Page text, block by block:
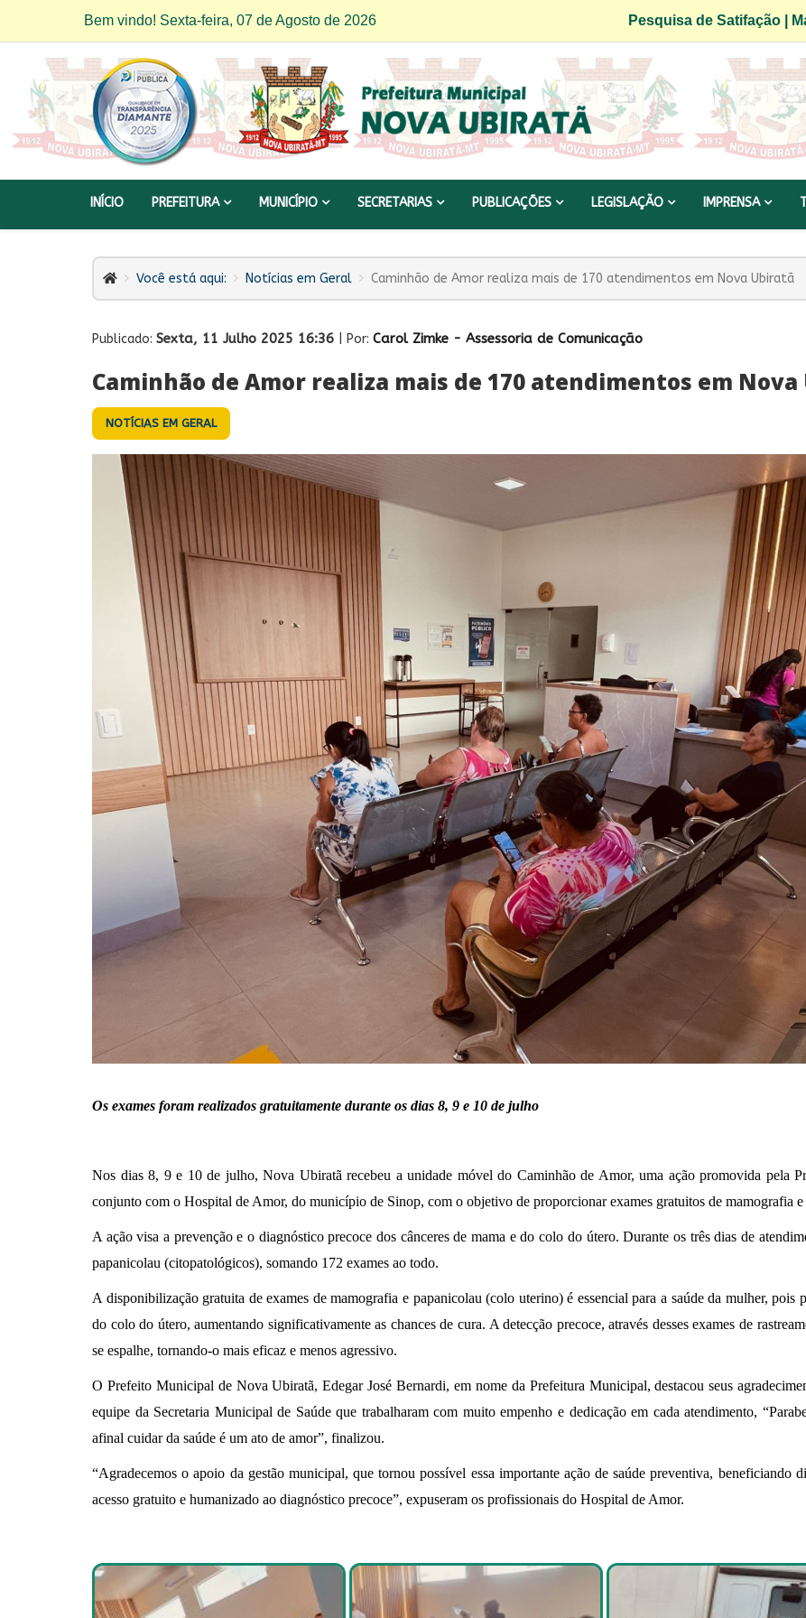
Bem vindo! Sexta-feira, 07 de Agosto de 2026 Pesquisa de Satifação|
INÍCIO PREFEITURA MUNICÍPIO SECRETARIAS PUBLICAÇÕES LEGISLAÇÃO IMPRENSA
Você está aqui: Notícias em Geral Caminhão de Amor realiza mais de 170 atendimentos em Nova Ubiratã
Publicado: Sexta, 11 Julho 2025 16:36 | Por: Carol Zimke - Assessoria de Comunicação
Caminhão de Amor realiza mais de 170 atendimentos em
NOTÍCIAS EM GERAL
Os exames foram realizados gratuitamente durante os dias 8, 9 e 10 de julho
Nos dias 8, 9 e 10 de julho, Nova Ubiratã recebeu a unidade móvel do Caminhão de Amor, uma ação promovida pela
conjunto com o Hospital de Amor, do município de Sinop, com o objetivo de proporcionar exames gratuitos de mamografia
A ação visa a prevenção e o diagnóstico precoce dos cânceres de mama e do colo do útero. Durante os três dias de
papanicolau (citopatológicos), somando 172 exames ao todo.
A disponibilização gratuita de exames de mamografia e papanicolau (colo uterino) é essencial para a saúde da mulher, pois
do colo do útero, aumentando significativamente as chances de cura. A detecção precoce, através desses exames de
se espalhe, tornando-o mais eficaz e menos agressivo.
O Prefeito Municipal de Nova Ubiratã, Edegar José Bernardi, em nome da Prefeitura Municipal, destacou seus
equipe da Secretaria Municipal de Saúde que trabalharam com muito empenho e dedicação em cada atendimento,
afinal cuidar da saúde é um ato de amor”, finalizou.
“Agradecemos o apoio da gestão municipal, que tornou possível essa importante ação de saúde preventiva, beneficiando
acesso gratuito e humanizado ao diagnóstico precoce”, expuseram os profissionais do Hospital de Amor.